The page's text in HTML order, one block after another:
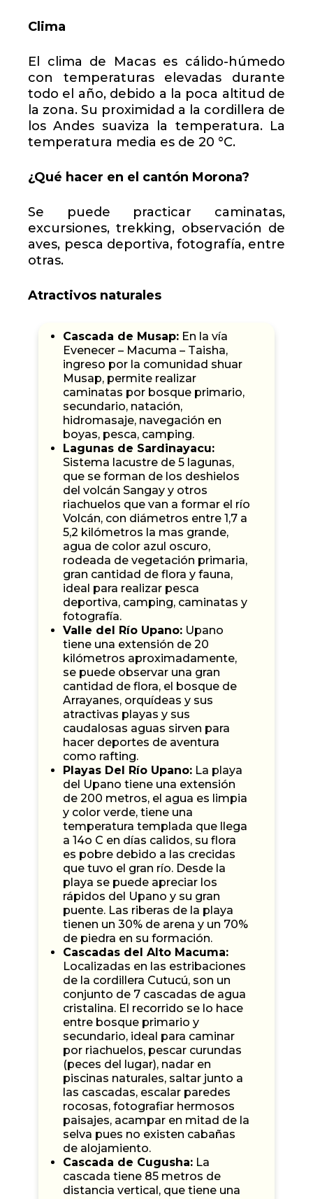
Clima
El clima de Macas es cálido-húmedo
con temperaturas elevadas durante
todo el año, debido a la poca altitud de
la zona. Su proximidad a la cordillera de
los Andes suaviza la temperatura. La
temperatura media es de 20 °C.
¿Qué hacer en el cantón Morona?
Se puede practicar caminatas,
excursiones, trekking, observación de
aves, pesca deportiva, fotografía, entre
otras.
Atractivos naturales
Cascada de Musap: En la vía
Evenecer – Macuma – Taisha,
ingreso por la comunidad shuar
Musap, permite realizar
caminatas por bosque primario,
secundario, natación,
hidromasaje, navegación en
boyas, pesca, camping.
Lagunas de Sardinayacu:
Sistema lacustre de 5 lagunas,
que se forman de los deshielos
del volcán Sangay y otros
riachuelos que van a formar el río
Volcán, con diámetros entre 1,7 a
5,2 kilómetros la mas grande,
agua de color azul oscuro,
rodeada de vegetación primaria,
gran cantidad de flora y fauna,
ideal para realizar pesca
deportiva, camping, caminatas y
fotografía.
Valle del Río Upano: Upano
tiene una extensión de 20
kilómetros aproximadamente,
se puede observar una gran
cantidad de flora, el bosque de
Arrayanes, orquídeas y sus
atractivas playas y sus
caudalosas aguas sirven para
hacer deportes de aventura
como rafting.
Playas Del Río Upano: La playa
del Upano tiene una extensión
de 200 metros, el agua es limpia
y color verde, tiene una
temperatura templada que llega
a 14o C en días calidos, su flora
es pobre debido a las crecidas
que tuvo el gran río. Desde la
playa se puede apreciar los
rápidos del Upano y su gran
puente. Las riberas de la playa
tienen un 30% de arena y un 70%
de piedra en su formación.
Cascadas del Alto Macuma:
Localizadas en las estribaciones
de la cordillera Cutucú, son un
conjunto de 7 cascadas de agua
cristalina. El recorrido se lo hace
entre bosque primario y
secundario, ideal para caminar
por riachuelos, pescar curundas
(peces del lugar), nadar en
piscinas naturales, saltar junto a
las cascadas, escalar paredes
rocosas, fotografiar hermosos
paisajes, acampar en mitad de la
selva pues no existen cabañas
de alojamiento.
Cascada de Cugusha: La
cascada tiene 85 metros de
distancia vertical, que tiene una